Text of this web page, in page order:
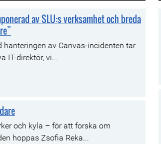
av SLU:s verksamhet och breda
hanteringen av Canvas-incidenten tar
IT-direktör, vi...
och kyla – för att forska om
hoppas Zsofia Reka...